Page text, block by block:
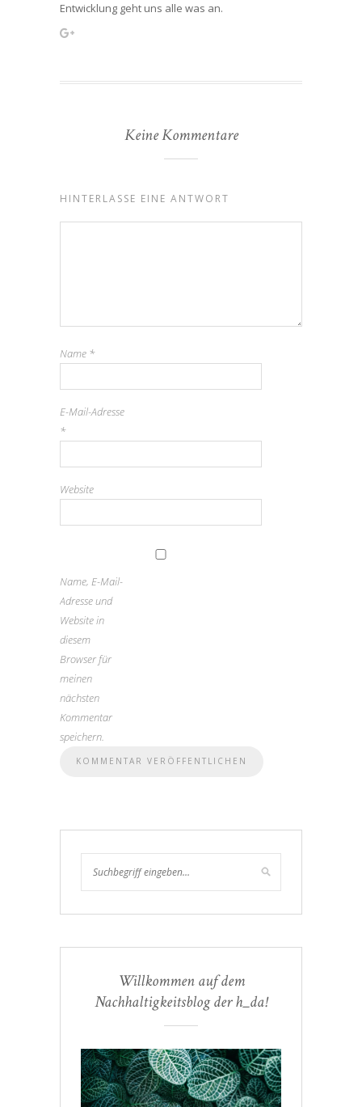
Entwicklung geht uns alle was an.
Keine Kommentare
HINTERLASSE EINE ANTWORT
Name *
E-Mail-Adresse
*
Website
Name, E-Mail-
Adresse und
Website in
diesem
Browser für
meinen
nächsten
Kommentar
speichern.
Willkommen auf dem
Nachhaltigkeitsblog der h_da!